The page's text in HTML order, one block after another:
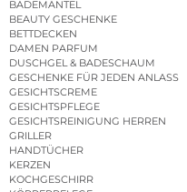
BADEMÄNTEL
BEAUTY GESCHENKE
BETTDECKEN
DAMEN PARFUM
DUSCHGEL & BADESCHAUM
GESCHENKE FÜR JEDEN ANLASS
GESICHTSCREME
GESICHTSPFLEGE
GESICHTSREINIGUNG HERREN
GRILLER
HANDTÜCHER
KERZEN
KOCHGESCHIRR